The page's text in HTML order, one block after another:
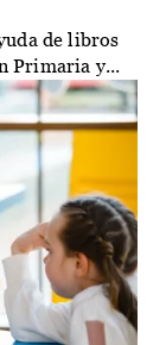
de libros
Primaria y...